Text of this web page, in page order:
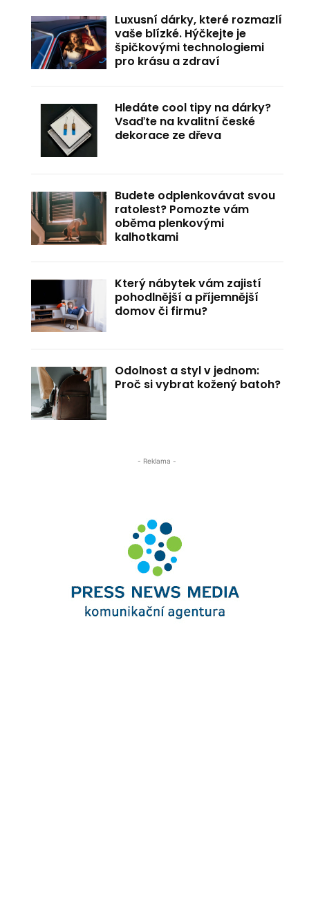
Luxusní dárky, které rozmazlí
vaše blízké. Hýčkejte je
špičkovými technologiemi
pro krásu a zdraví
Hledáte cool tipy na dárky?
Vsaďte na kvalitní české
dekorace ze dřeva
Budete odplenkovávat svou
ratolest? Pomozte vám
oběma plenkovými
kalhotkami
Který nábytek vám zajistí
pohodlnější a příjemnější
domov či firmu?
Odolnost a styl v jednom:
Proč si vybrat kožený batoh?
- Reklama -